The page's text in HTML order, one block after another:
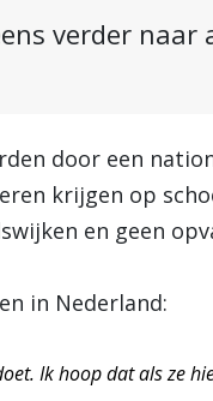
verder naar
door een
krijgen op
en geen
in Nederland:
Ik hoop dat als ze